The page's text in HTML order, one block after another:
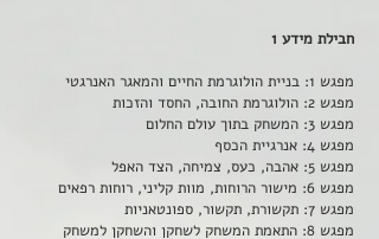
חבילת מידע 1
מפגש 1: בניית הולוגרמת החיים והמאגר האנרגטי
מפגש 2: הולוגרמת החובה, החסד והזכות
מפגש 3: המשחק בתוך עולם החלום
מפגש 4: אנרגיית הכסף
מפגש 5: אהבה, כעס, צמיחה, הצד האפל
מפגש 6: מישור הרוחות, מוות קליני, רוחות רפאים
מפגש 7: תקשורת, תקשור, ספונטאניות
מפגש 8: התאמת המשחק לשחקן והשחקן למשחק